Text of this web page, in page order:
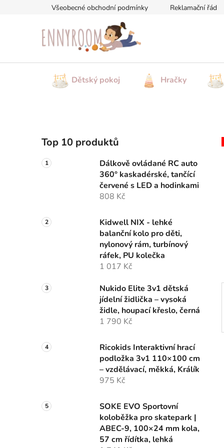
Všeobecné obchodní podmínky Reklamační řád
Dětský pokoj Hračky
o
s
t
n
e
Top 10 produktů
Dálkově ovládané RC auto
360° kaskadérské, tančící
červené s LED a hodinkami
808 Kč
Kidwell NIX - lehké
balanční kolo pro děti,
nylonový rám, turbínový
ráfek, PU kolečka
1 017 Kč
Nukido Elite 3v1 dětská
jídelní židlička – vysoká
židle, houpací křeslo, černá
1 790 Kč
Ricokids Interaktivní hrací
podložka 3v1 110×100 cm
– vzdělávací, měkká, Králík
975 Kč
SOKE EVO Sportovní
koloběžka pro skatepark |
ABEC-9, 100×24 mm kola,
57 cm řídítka, lehká